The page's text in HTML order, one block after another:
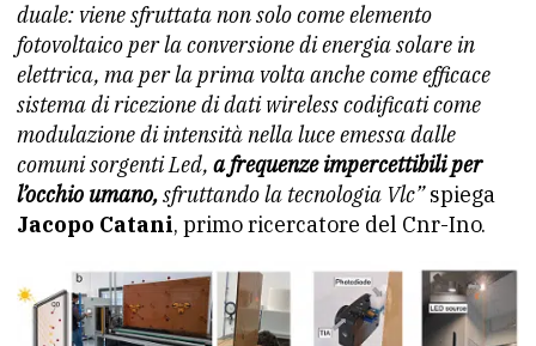
duale: viene sfruttata non solo come elemento
fotovoltaico per la conversione di energia solare in
elettrica, ma per la prima volta anche come efficace
sistema di ricezione di dati wireless codificati come
modulazione di intensità nella luce emessa dalle
comuni sorgenti Led, a frequenze impercettibili per
l’occhio umano,sfruttando la tecnologia Vlc”spiega
Jacopo Catani, primo ricercatore del Cnr-Ino.